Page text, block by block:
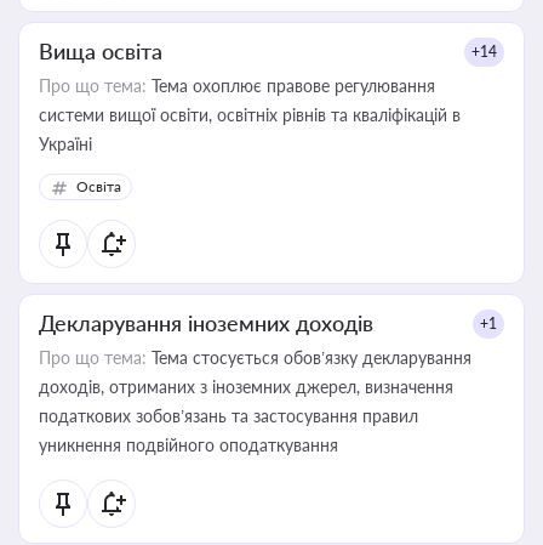
Вища освіта +14
Про що тема: Тема охоплює правове регулювання
системи вищої освіти, освітніх рівнів та кваліфікацій в
Україні
Освіта
Декларування іноземних доходів +1
Про що тема: Тема стосується обов’язку декларування
доходів, отриманих з іноземних джерел, визначення
податкових зобов’язань та застосування правил
уникнення подвійного оподаткування